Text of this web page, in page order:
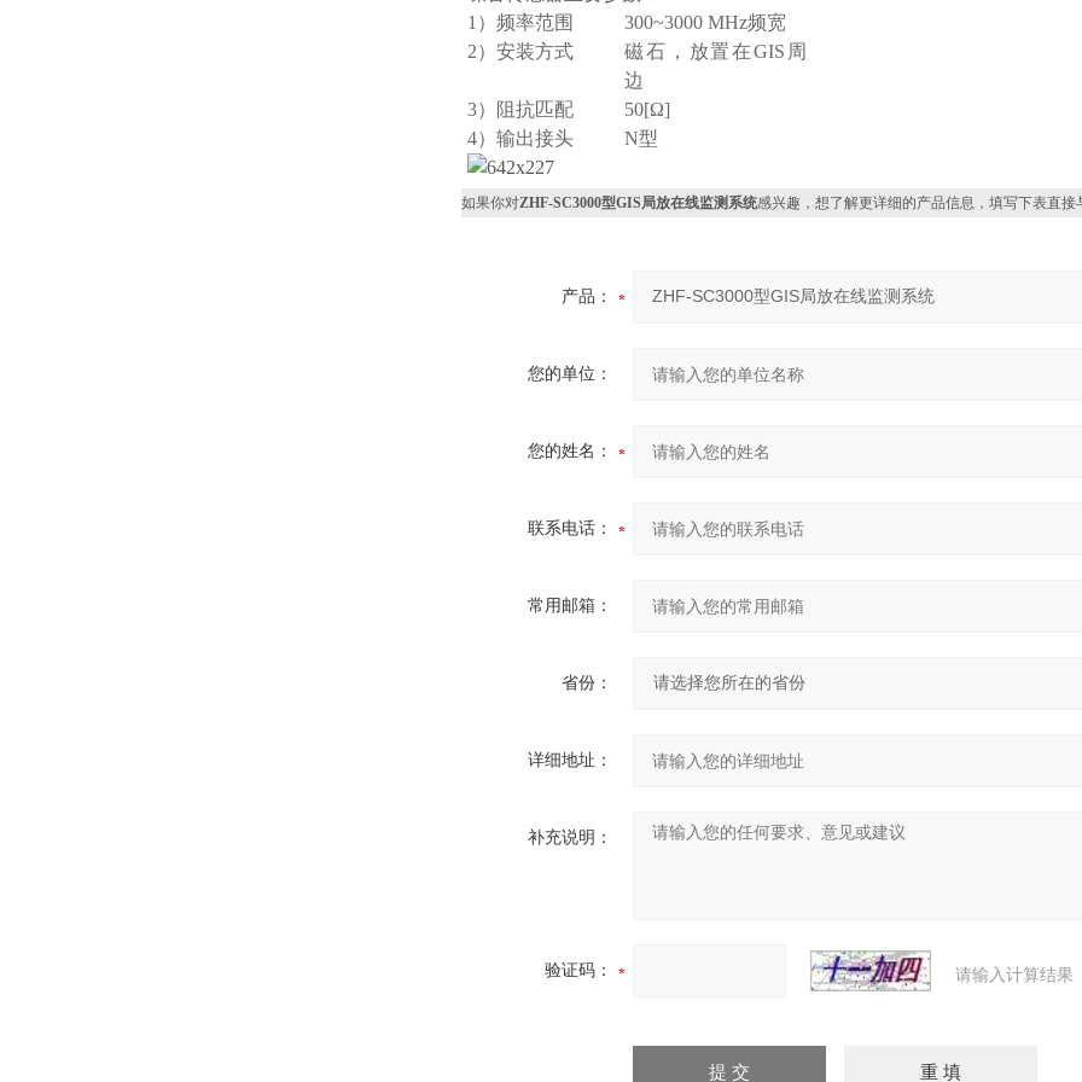
1）频率范围
300~3000 MHz频宽
2）安装方式
磁石，放置在GIS周
边
3）阻抗匹配
50[Ω]
4）输出接头
N型
如果你对ZHF-SC3000型GIS局放在线监测系统感兴趣，想了解更详细的产品信息，填写下表直接
产品：
您的单位：
您的姓名：
联系电话：
常用邮箱：
省份：
详细地址：
补充说明：
验证码： 请输入计算结果